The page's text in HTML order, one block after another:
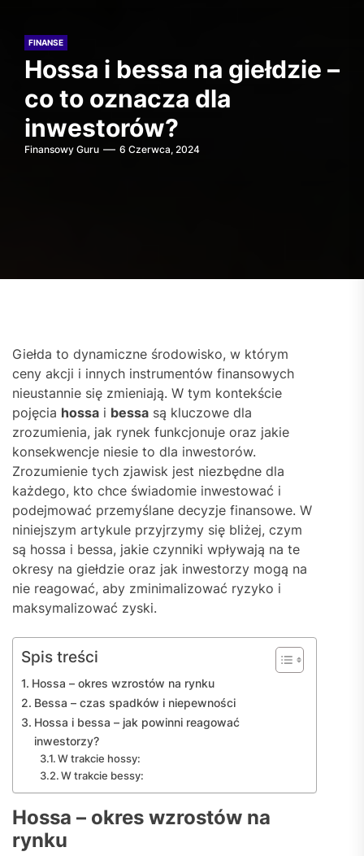
FINANSE
Hossa i bessa na giełdzie –
co to oznacza dla
inwestorów?
Finansowy Guru 6 Czerwca, 2024
Giełda to dynamiczne środowisko, w którym
ceny akcji i innych instrumentów finansowych
nieustannie się zmieniają. W tym kontekście
pojęcia hossa i bessa są kluczowe dla
zrozumienia, jak rynek funkcjonuje oraz jakie
konsekwencje niesie to dla inwestorów.
Zrozumienie tych zjawisk jest niezbędne dla
każdego, kto chce świadomie inwestować i
podejmować przemyślane decyzje finansowe. W
niniejszym artykule przyjrzymy się bliżej, czym
są hossa i bessa, jakie czynniki wpływają na te
okresy na giełdzie oraz jak inwestorzy mogą na
nie reagować, aby zminimalizować ryzyko i
maksymalizować zyski.
Spis treści
Hossa – okres wzrostów na rynku
Bessa – czas spadków i niepewności
Hossa i bessa – jak powinni reagować
inwestorzy?
W trakcie hossy:
W trakcie bessy:
Hossa – okres wzrostów na
rynku